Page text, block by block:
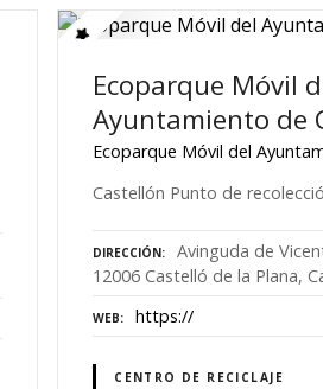
Ecoparque Móvil
Ayuntamiento de
Ecoparque Móvil del
Castellón Punto de
DIRECCIÓN
Avinguda de
12006 Castelló de la Plana,
WEB https://
CENTRO DE RECICLAJE